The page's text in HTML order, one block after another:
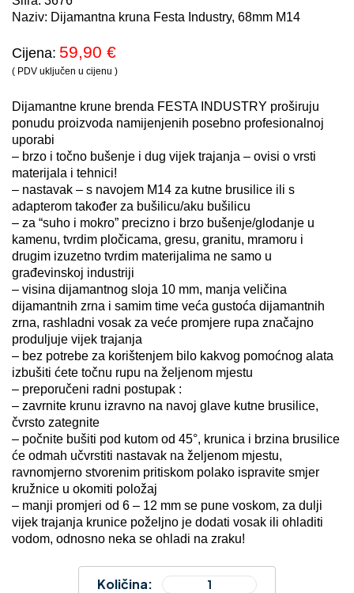
Naziv: Dijamantna kruna Festa Industry, 68mm M14
Cijena: 59,90 €
( PDV uključen u cijenu )
Dijamantne krune brenda FESTA INDUSTRY proširuju
ponudu proizvoda namijenjenih posebno profesionalnoj
uporabi
– brzo i točno bušenje i dug vijek trajanja – ovisi o vrsti
materijala i tehnici!
– nastavak – s navojem M14 za kutne brusilice ili s
adapterom također za bušilicu/aku bušilicu
– za “suho i mokro” precizno i brzo bušenje/glodanje u
kamenu, tvrdim pločicama, gresu, granitu, mramoru i
drugim izuzetno tvrdim materijalima ne samo u
građevinskoj industriji
– visina dijamantnog sloja 10 mm, manja veličina
dijamantnih zrna i samim time veća gustoća dijamantnih
zrna, rashladni vosak za veće promjere rupa značajno
produljuje vijek trajanja
– bez potrebe za korištenjem bilo kakvog pomoćnog alata
izbušiti ćete točnu rupu na željenom mjestu
– preporučeni radni postupak :
– zavrnite krunu izravno na navoj glave kutne brusilice,
čvrsto zategnite
– počnite bušiti pod kutom od 45°, krunica i brzina brusilice
će odmah učvrstiti nastavak na željenom mjestu,
ravnomjerno stvorenim pritiskom polako ispravite smjer
kružnice u okomiti položaj
– manji promjeri od 6 – 12 mm se pune voskom, za dulji
vijek trajanja krunice poželjno je dodati vosak ili ohladiti
vodom, odnosno neka se ohladi na zraku!
Količina: